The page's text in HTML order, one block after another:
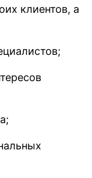
клиентов, а